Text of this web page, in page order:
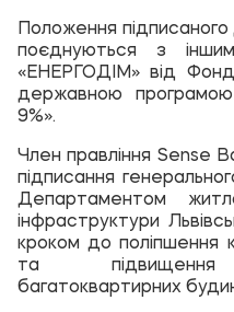
Положення
поєднуються з
«ЕНЕРГОДІМ» від
державною
9%».
Член правління Sense
підписання
Департаментом
інфраструктури
кроком до поліпшення
та підвищення
багатоквартирних